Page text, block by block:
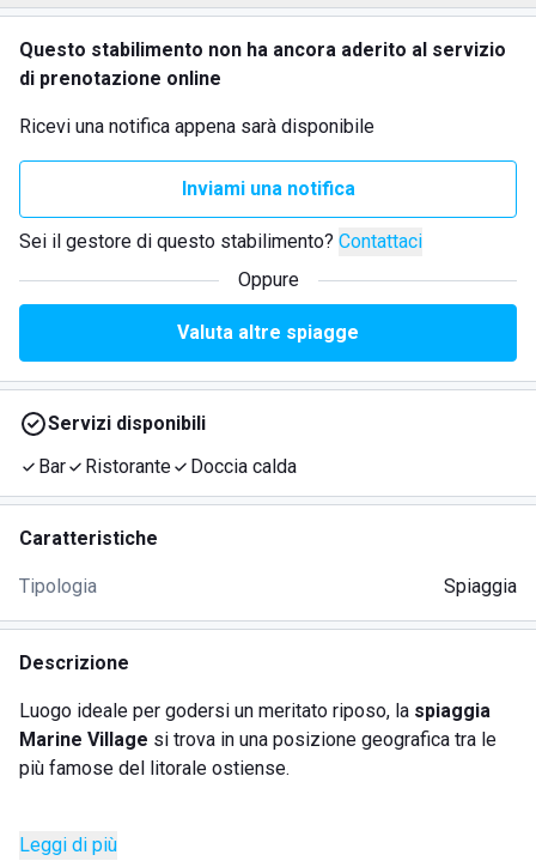
Questo stabilimento non ha ancora aderito al servizio
di prenotazione online
Ricevi una notifica appena sarà disponibile
Inviami una notifica
Sei il gestore di questo stabilimento? Contattaci
Oppure
Valuta altre spiagge
Servizi disponibili
Bar
Ristorante Doccia calda
Caratteristiche
Tipologia Spiaggia
Descrizione
Luogo ideale per godersi un meritato riposo, la spiaggia
Marine Village si trova in una posizione geografica tra le
più famose del litorale ostiense.
dove il personale è da sempre attento alle esigenze dei
Leggi di più